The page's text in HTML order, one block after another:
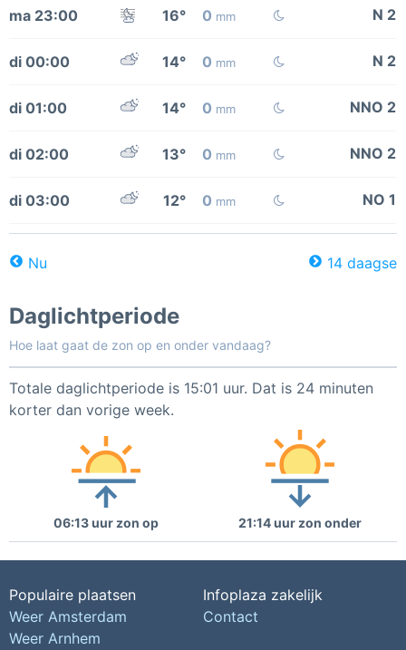
ma 23:00 16° 0 mm N 2
di 00:00 14° 0 mm N 2
di 01:00 14° 0 mm NNO 2
di 02:00 13° 0 mm NNO 2
di 03:00 12° 0 mm NO 1
Nu 14 daagse
Daglichtperiode
Hoe laat gaat de zon op en onder vandaag?
Totale daglichtperiode is 15:01 uur. Dat is 24 minuten
korter dan vorige week.
06:13 uur zon op 21:14 uur zon onder
Populaire plaatsen
Weer Amsterdam
Weer Arnhem
Infoplaza zakelijk
Contact